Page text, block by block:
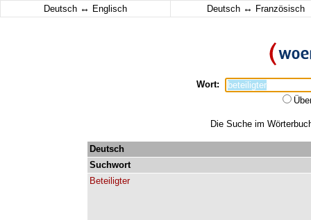
Deutsch ↔ Englisch Deutsch ↔ Französisch
Wort:
Die Suche im
Deutsch
Suchwort
Beteiligter